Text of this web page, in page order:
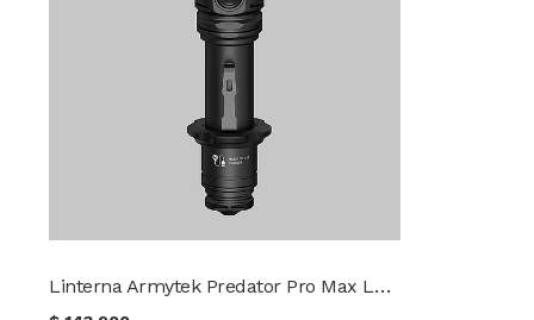
Linterna Armytek Predator Pro Max Luz Fría